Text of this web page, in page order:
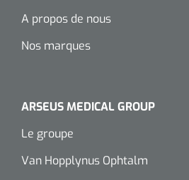
A propos de nous
Nos marques
ARSEUS MEDICAL GROUP
Le groupe
Van Hopplynus Ophtalm